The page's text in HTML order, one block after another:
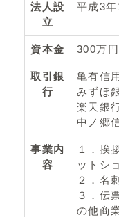
法人設
立
平成3年
資本金 300万円
取引銀
行
亀有信
みずほ
楽天銀
中ノ郷
事業内
容
１．挨
ットシ
２．名
３．伝
の他商